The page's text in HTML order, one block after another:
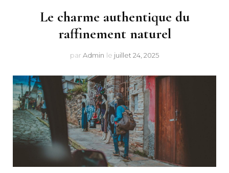
Le charme authentique du
raffinement naturel
par Admin le juillet 24, 2025